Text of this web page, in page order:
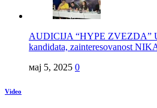
AUDICIJA “HYPE ZVEZDA”
kandidata, zainteresovanost
мај 5, 2025 0
Video